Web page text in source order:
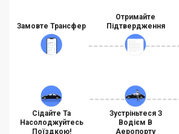
Замовте Трансфер
Отримайте
Підтвердження
Сідайте Та
Насолоджуйтесь
Поїздкою!
Зустріньтеся З
Водієм В
Аеропорту